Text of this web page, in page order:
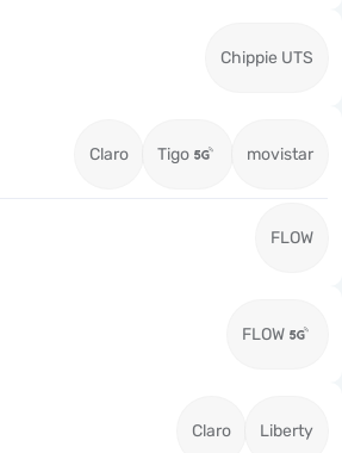
Chippie UTS
Claro Tigo movistar
FLOW
FLOW
Claro Liberty